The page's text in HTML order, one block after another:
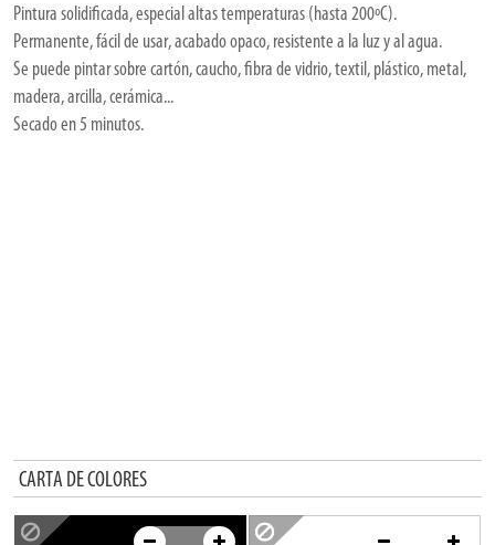
Pintura solidificada, especial altas temperaturas (hasta 200ºC).
Permanente, fácil de usar, acabado opaco, resistente a la luz y al agua.
Se puede pintar sobre cartón, caucho, fibra de vidrio, textil, plástico, metal,
madera, arcilla, cerámica...
Secado en 5 minutos.
CARTA DE COLORES